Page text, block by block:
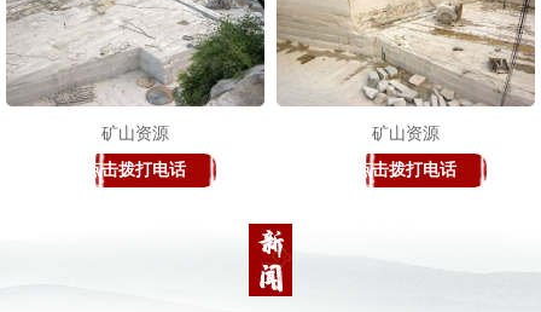
矿山资源
点击拨打电话
矿山资源
点击拨打电话